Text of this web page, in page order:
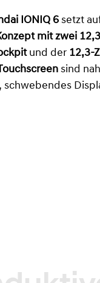
IONIQ 6 setzt
mit zwei
und der 12,3-
sind
schwebendes